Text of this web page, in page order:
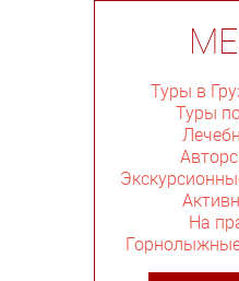
Туры в
Туры
На